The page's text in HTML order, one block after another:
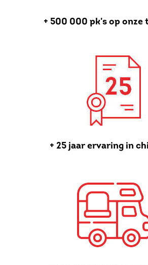
+ 500 000 pk's op onze
+ 25 jaar ervaring in